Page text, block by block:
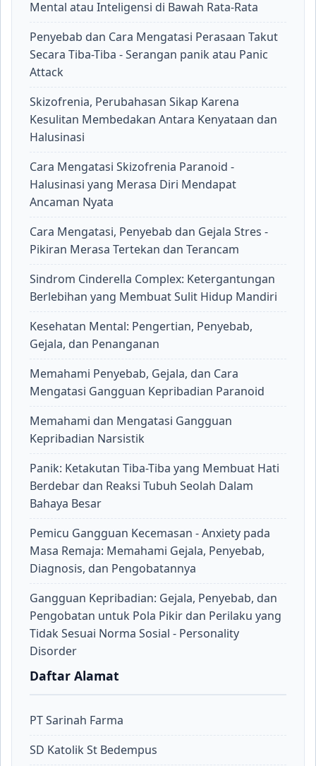
Mental atau Inteligensi di Bawah Rata-Rata
Penyebab dan Cara Mengatasi Perasaan Takut
Secara Tiba-Tiba - Serangan panik atau Panic
Attack
Skizofrenia, Perubahasan Sikap Karena
Kesulitan Membedakan Antara Kenyataan dan
Halusinasi
Cara Mengatasi Skizofrenia Paranoid -
Halusinasi yang Merasa Diri Mendapat
Ancaman Nyata
Cara Mengatasi, Penyebab dan Gejala Stres -
Pikiran Merasa Tertekan dan Terancam
Sindrom Cinderella Complex: Ketergantungan
Berlebihan yang Membuat Sulit Hidup Mandiri
Kesehatan Mental: Pengertian, Penyebab,
Gejala, dan Penanganan
Memahami Penyebab, Gejala, dan Cara
Mengatasi Gangguan Kepribadian Paranoid
Memahami dan Mengatasi Gangguan
Kepribadian Narsistik
Panik: Ketakutan Tiba-Tiba yang Membuat Hati
Berdebar dan Reaksi Tubuh Seolah Dalam
Bahaya Besar
Pemicu Gangguan Kecemasan - Anxiety pada
Masa Remaja: Memahami Gejala, Penyebab,
Diagnosis, dan Pengobatannya
Gangguan Kepribadian: Gejala, Penyebab, dan
Pengobatan untuk Pola Pikir dan Perilaku yang
Tidak Sesuai Norma Sosial - Personality
Disorder
Daftar Alamat
PT Sarinah Farma
SD Katolik St Bedempus